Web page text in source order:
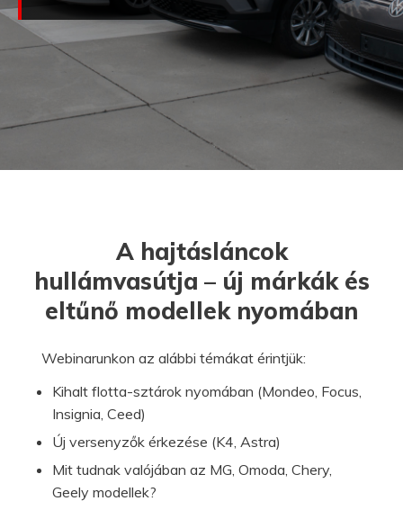
A hajtásláncok
hullámvasútja – új márkák és
eltűnő modellek nyomában
Webinarunkon az alábbi témákat érintjük:
Kihalt flotta-sztárok nyomában (Mondeo, Focus,
Insignia, Ceed)
Új versenyzők érkezése (K4, Astra)
Mit tudnak valójában az MG, Omoda, Chery,
Geely modellek?